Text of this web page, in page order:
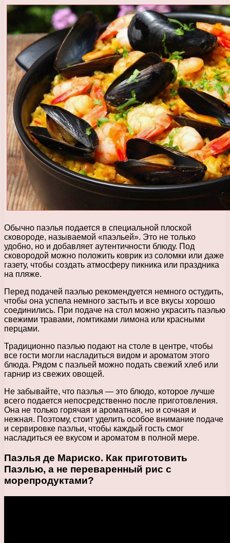
Обычно паэлья подается в специальной плоской
сковороде, называемой «паэльей». Это не только
удобно, но и добавляет аутентичности блюду. Под
сковородой можно положить коврик из соломки или даже
газету, чтобы создать атмосферу пикника или праздника
на пляже.
Перед подачей паэлью рекомендуется немного остудить,
чтобы она успела немного застыть и все вкусы хорошо
соединились. При подаче на стол можно украсить паэлью
свежими травами, ломтиками лимона или красными
перцами.
Традиционно паэлью подают на столе в центре, чтобы
все гости могли насладиться видом и ароматом этого
блюда. Рядом с паэльей можно подать свежий хлеб или
гарнир из свежих овощей.
Не забывайте, что паэлья — это блюдо, которое лучше
всего подается непосредственно после приготовления.
Она не только горячая и ароматная, но и сочная и
нежная. Поэтому, стоит уделить особое внимание подаче
и сервировке паэльи, чтобы каждый гость смог
насладиться ее вкусом и ароматом в полной мере.
Паэлья де Мариско. Как приготовить
Паэлью, а не переваренный рис с
морепродуктами?